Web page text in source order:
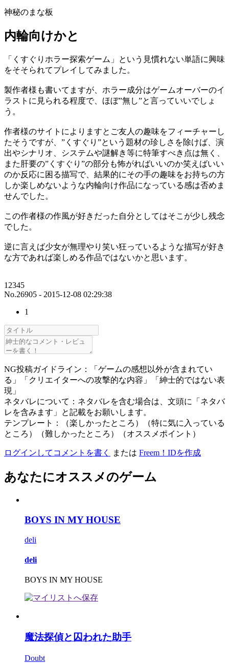
神秘のまな板
内輪向けかと
「くすぐりホラー探索ゲーム」という見慣れない単語に興味
をそそられてプレイしてみました。
製作者様も書いてますが、ホラー成分はゲームオーバーのイ
ラストに見られる程度で、ほぼ”無し”と言っていいでしょ
う。
作者様のサイトによりますとご友人の趣味をフィーチャーし
たそうですが、”くすぐり”という題材の珍しさを除けば、演
出やシナリオ、システムや謎解き等に特筆すべき点は無く、
また肝要の”くすぐり”の部分も怖がればいいのか笑えばいい
のか反応に困る描写で、結果的にその手の趣味をお持ちの方
しか楽しめないような内輪向け作品になっている感は否めま
せんでした。
この作者様の作風が好きだった自分としてはそこが少し残念
でした。
逆に言えば少女が無理やり笑い狂っているような描写が好き
な方であれば楽しめる作品ではないかと思います。
12345
No.26905 - 2015-12-08 02:29:38
1
NG投稿ガイドライン：「ゲームの感想以外が含まれてい
る」「クリエイターへの攻撃的な内容」「紳士的ではない表
現」
ネタバレについて：ネタバレを含む場合は、文頭に「ネタバ
レを含みます」と記載をお願いします。
テンプレート：（楽しかったところ）（特に気に入っている
ところ）（難しかったところ）（オススメポイント）
ログインしてコメントを書く または Freem！IDを作成
あなたにオススメのゲーム
BOYS IN MY HOUSE
deli
deli
BOYS IN MY HOUSE
魔法探偵と囚われた助手
Doubt